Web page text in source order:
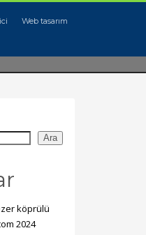
Web tasarım
Ara
köprülü
2024